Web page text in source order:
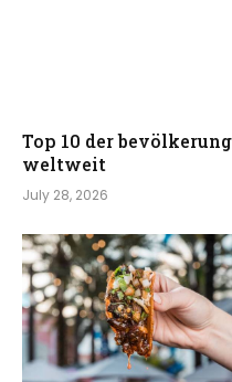
Top 10 der
weltweit
July 28, 2026